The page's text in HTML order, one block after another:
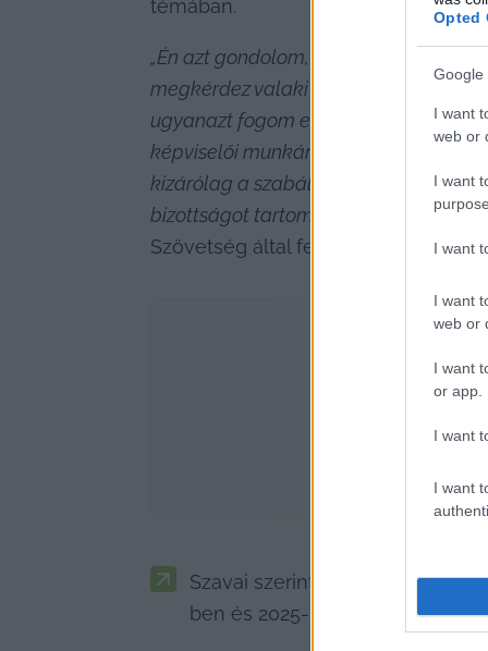
Opted
Google
I want
web or
I want
I want
I want
web or
I want
or app.
I want
I want
témában.
„Én azt gondolom, hogy nyílt
megkérdez valaki akár itt a
ugyanazt fogom elmondani a
képviselői munkámmal kapcsolatos.
kizárólag a szabályozási
bizottságot tartom legitimnek, hogy
Szövetség által felvetett
Szavai szerint az egyéni
ben és 2025-ben sem tervez,